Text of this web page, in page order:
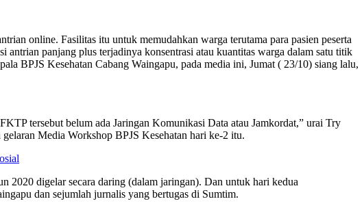
online. Fasilitas itu untuk memudahkan warga terutama para pasien peserta
panjang plus terjadinya konsentrasi atau kuantitas warga dalam satu titik
BPJS Kesehatan Cabang Waingapu, pada media ini, Jumat ( 23/10) siang lalu,
tersebut belum ada Jaringan Komunikasi Data atau Jamkordat,” urai Try
Media Workshop BPJS Kesehatan hari ke-2 itu.
2020 digelar secara daring (dalam jaringan). Dan untuk hari kedua
dan sejumlah jurnalis yang bertugas di Sumtim.